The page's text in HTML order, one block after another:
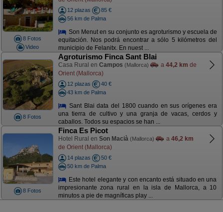
8 Fotos
Video
12 plazas
85 €
56 km de Palma
Son Menut en su conjunto es agroturismo y escuela de
equitación. Nos podrá encontrar a sólo 5 kilómetros del
municipio de Felanitx. En nuest ...
8 Fotos
Agroturismo Finca Sant Blai
Casa Rural en Campos (Mallorca) a 44,2 km de
Orient (Mallorca)
12 plazas
40 €
43 km de Palma
Sant Blai data del 1800 cuando en sus orígenes era
una tierra de cultivo y una granja de vacas, cerdos y
caballos. Todos su espacios se han ...
8 Fotos
Finca Es Picot
Hotel Rural en Son Macià (Mallorca) a 46,2 km
de Orient (Mallorca)
14 plazas
50 €
50 km de Palma
Este hotel elegante y con encanto está situado en una
impresionante zona rural en la isla de Mallorca, a 10
minutos a pie de magníficas play ...